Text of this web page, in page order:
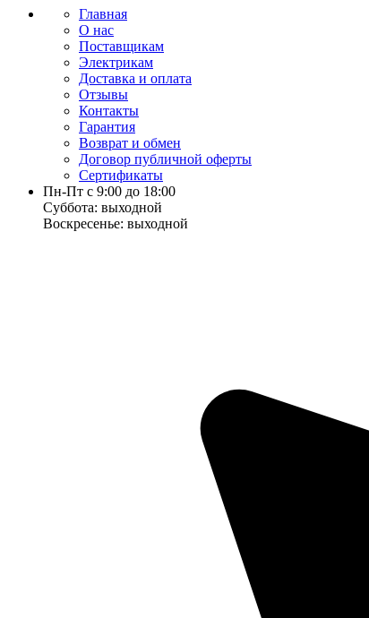
Главная
О нас
Поставщикам
Электрикам
Доставка и оплата
Отзывы
Контакты
Гарантия
Возврат и обмен
Договор публичной оферты
Сертификаты
Пн-Пт с 9:00 до 18:00
Суббота: выходной
Воскресенье: выходной